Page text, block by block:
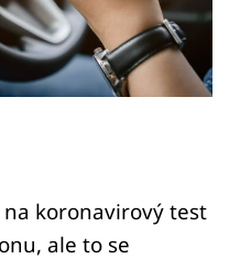
na koronavirový test
ale to se